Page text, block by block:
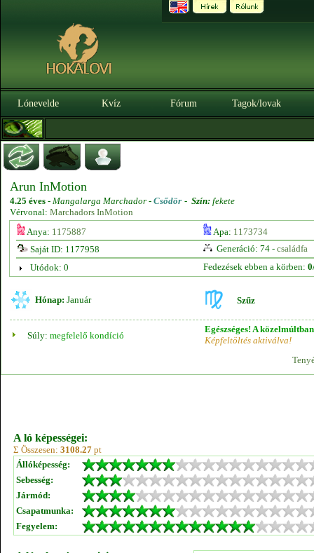
Lónevelde Kvíz Fórum Tagok/lovak
Arun InMotion
4.25 éves - Mangalarga Marchador - Csődör - Szín: fekete
Vérvonal: Marchadors InMotion
Anya: 1175887 Apa: 1173734
Saját ID: 1177958
Generáció: 74 - családfa
Utódok: 0
Fedezések ebben a körben:
Hónap: Január Szűz
Súly: megfelelő kondíció
Egészséges! A
Képfeltöltés aktiválva!
A ló képességei:
Σ Összesen: 3108.27 pt
Állóképesség:
Sebesség:
Jármód:
Csapatmunka:
Fegyelem: